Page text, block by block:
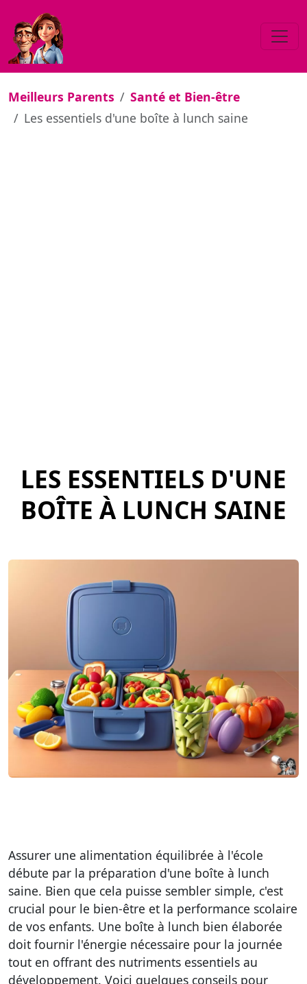
Meilleurs Parents
Santé et Bien-être
Les essentiels d'une boîte à lunch saine
LES ESSENTIELS D'UNE
BOÎTE À LUNCH SAINE
Assurer une alimentation équilibrée à l'école
débute par la préparation d'une boîte à lunch
saine. Bien que cela puisse sembler simple, c'est
crucial pour le bien-être et la performance scolaire
de vos enfants. Une boîte à lunch bien élaborée
doit fournir l'énergie nécessaire pour la journée
tout en offrant des nutriments essentiels au
développement. Voici quelques conseils pour